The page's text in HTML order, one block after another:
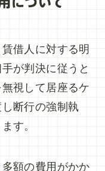
借人に対する明
が判決に従うと
視して居座るケ
断行の強制執
す。
額の費用がかか